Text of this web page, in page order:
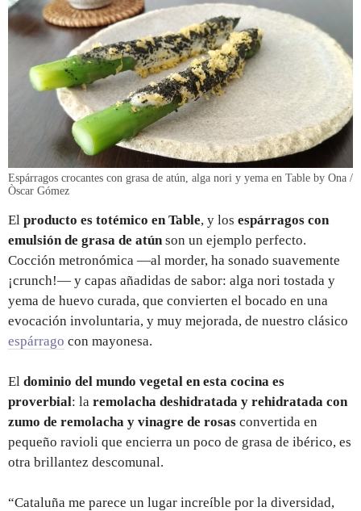
Espárragos crocantes con grasa de atún, alga nori y yema en Table by Ona /
Òscar Gómez
El producto es totémico en Table, y los espárragos con
emulsión de grasa de atún son un ejemplo perfecto.
Cocción metronómica —al morder, ha sonado suavemente
¡crunch!— y capas añadidas de sabor: alga nori tostada y
yema de huevo curada, que convierten el bocado en una
evocación involuntaria, y muy mejorada, de nuestro clásico
espárrago con mayonesa.
El dominio del mundo vegetal en esta cocina es
proverbial: la remolacha deshidratada y rehidratada con
zumo de remolacha y vinagre de rosas convertida en
pequeño ravioli que encierra un poco de grasa de ibérico, es
otra brillantez descomunal.
“Cataluña me parece un lugar increíble por la diversidad,